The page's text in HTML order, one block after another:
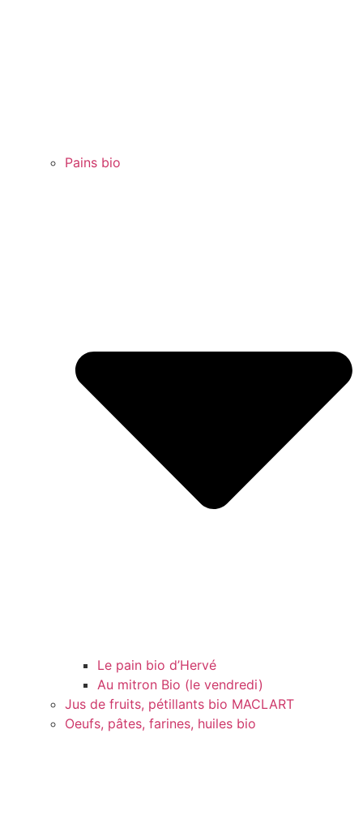
Pains bio
Le pain bio d’Hervé
Au mitron Bio (le vendredi)
Jus de fruits, pétillants bio MACLART
Oeufs, pâtes, farines, huiles bio